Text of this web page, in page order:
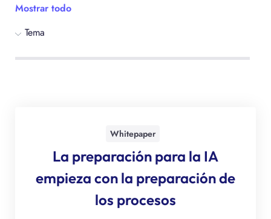
Mostrar todo
Tema
Whitepaper
La preparación para la IA
empieza con la preparación de
los procesos